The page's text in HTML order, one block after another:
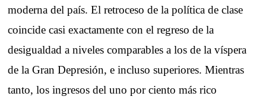
moderna del país. El retroceso de la política de clase
coincide casi exactamente con el regreso de la
desigualdad a niveles comparables a los de la víspera
de la Gran Depresión, e incluso superiores. Mientras
tanto, los ingresos del uno por ciento más rico